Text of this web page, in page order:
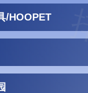
/HOOPET